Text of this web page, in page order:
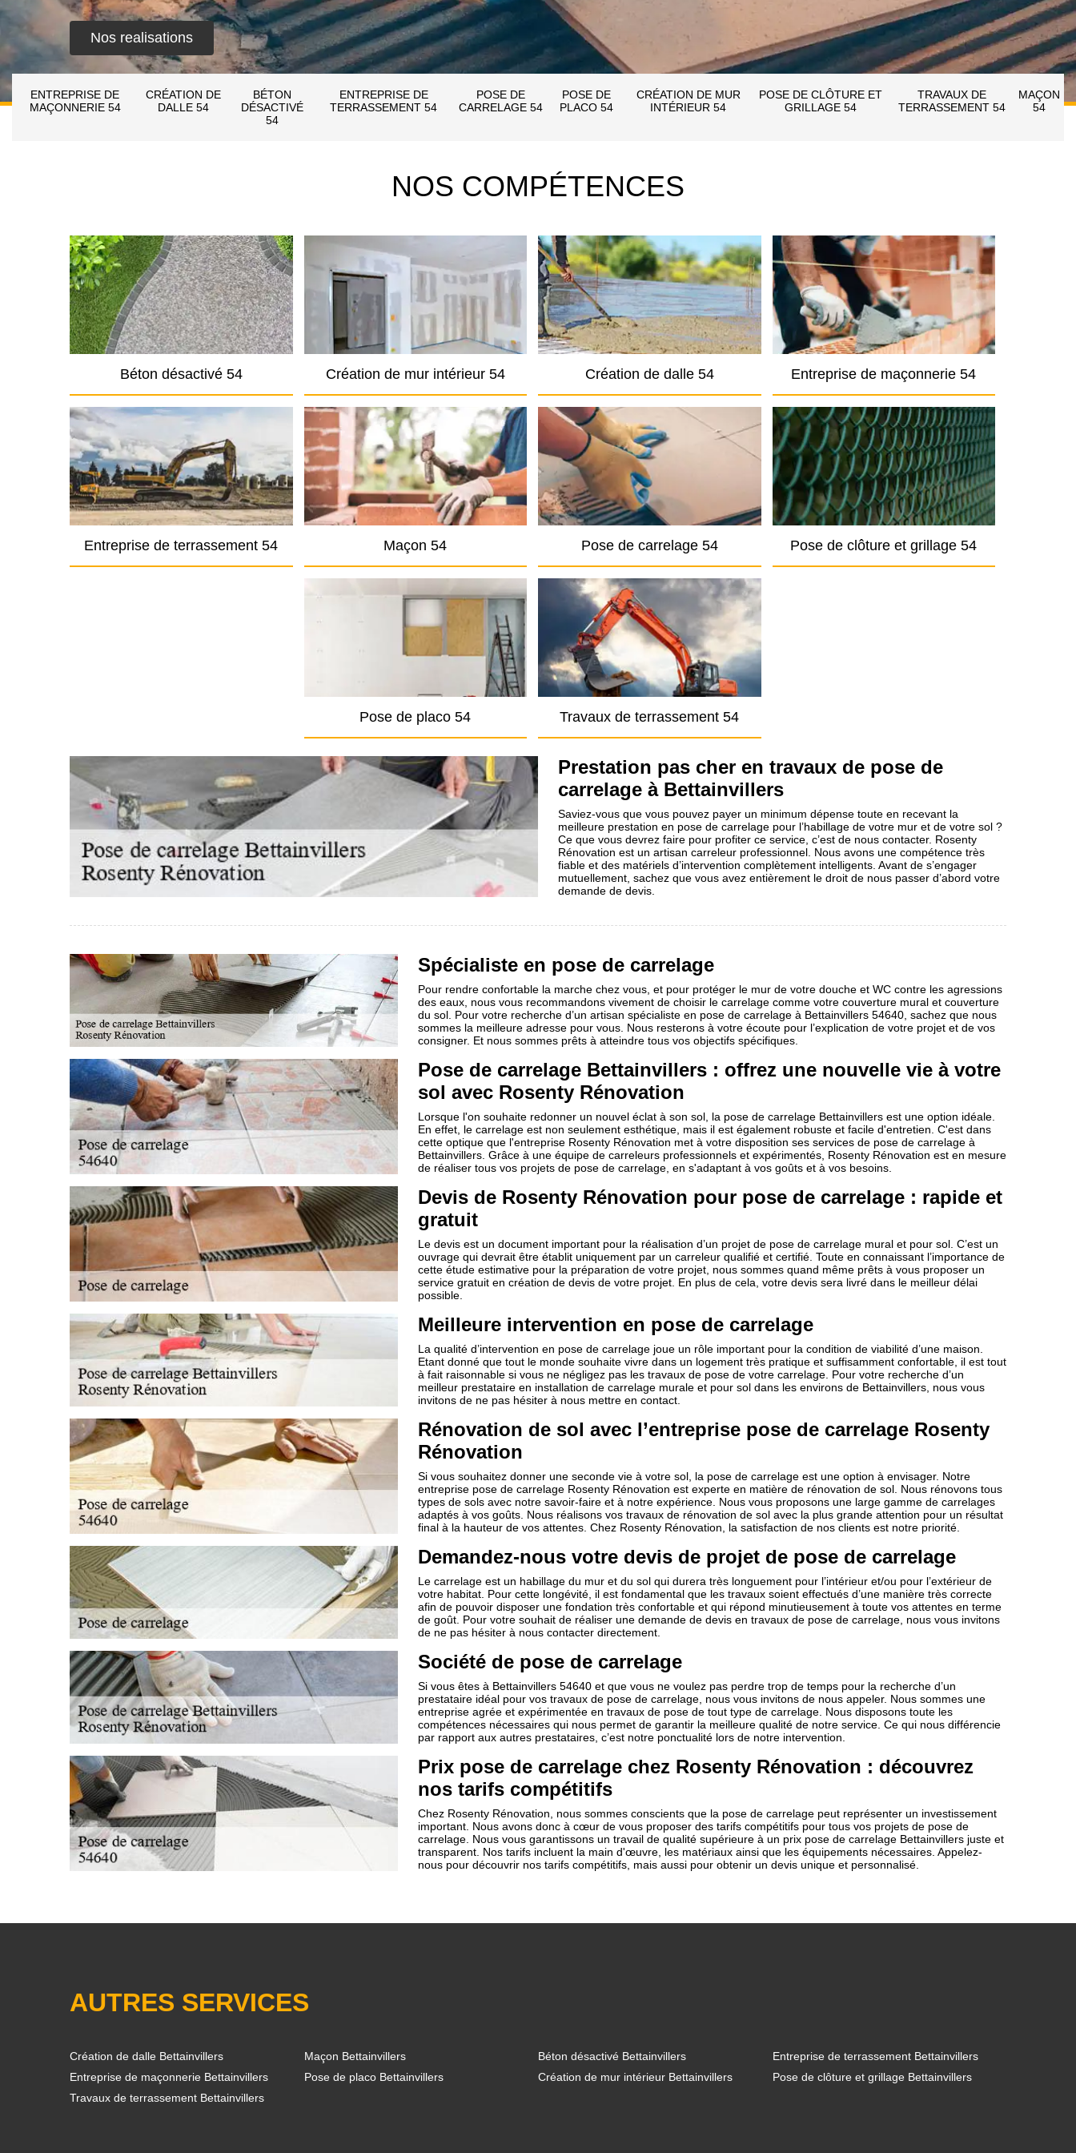
Nos realisations
ENTREPRISE DE
MAÇONNERIE 54
CRÉATION DE
DALLE 54
BÉTON
DÉSACTIVÉ
54
ENTREPRISE DE
TERRASSEMENT 54
POSE DE
CARRELAGE 54
POSE DE
PLACO 54
CRÉATION DE MUR
INTÉRIEUR 54
POSE DE CLÔTURE ET
GRILLAGE 54
TRAVAUX DE
TERRASSEMENT 54
MAÇON
54
NOS COMPÉTENCES
Béton désactivé 54 Création de mur intérieur 54 Création de dalle 54 Entreprise de maçonnerie 54
Entreprise de terrassement 54 Maçon 54 Pose de carrelage 54 Pose de clôture et grillage 54
Pose de placo 54 Travaux de terrassement 54
Prestation pas cher en travaux de pose de
carrelage à Bettainvillers
Saviez-vous que vous pouvez payer un minimum dépense toute en recevant la
meilleure prestation en pose de carrelage pour l’habillage de votre mur et de votre sol ?
Ce que vous devrez faire pour profiter ce service, c’est de nous contacter. Rosenty
Rénovation est un artisan carreleur professionnel. Nous avons une compétence très
fiable et des matériels d’intervention complètement intelligents. Avant de s’engager
mutuellement, sachez que vous avez entièrement le droit de nous passer d’abord votre
demande de devis.
Spécialiste en pose de carrelage
Pour rendre confortable la marche chez vous, et pour protéger le mur de votre douche et WC contre les agressions
des eaux, nous vous recommandons vivement de choisir le carrelage comme votre couverture mural et couverture
du sol. Pour votre recherche d’un artisan spécialiste en pose de carrelage à Bettainvillers 54640, sachez que nous
sommes la meilleure adresse pour vous. Nous resterons à votre écoute pour l’explication de votre projet et de vos
consigner. Et nous sommes prêts à atteindre tous vos objectifs spécifiques.
Pose de carrelage Bettainvillers : offrez une nouvelle vie à votre
sol avec Rosenty Rénovation
Lorsque l'on souhaite redonner un nouvel éclat à son sol, la pose de carrelage Bettainvillers est une option idéale.
En effet, le carrelage est non seulement esthétique, mais il est également robuste et facile d'entretien. C'est dans
cette optique que l'entreprise Rosenty Rénovation met à votre disposition ses services de pose de carrelage à
Bettainvillers. Grâce à une équipe de carreleurs professionnels et expérimentés, Rosenty Rénovation est en mesure
de réaliser tous vos projets de pose de carrelage, en s'adaptant à vos goûts et à vos besoins.
Devis de Rosenty Rénovation pour pose de carrelage : rapide et
gratuit
Le devis est un document important pour la réalisation d’un projet de pose de carrelage mural et pour sol. C’est un
ouvrage qui devrait être établit uniquement par un carreleur qualifié et certifié. Toute en connaissant l’importance de
cette étude estimative pour la préparation de votre projet, nous sommes quand même prêts à vous proposer un
service gratuit en création de devis de votre projet. En plus de cela, votre devis sera livré dans le meilleur délai
possible.
Meilleure intervention en pose de carrelage
La qualité d’intervention en pose de carrelage joue un rôle important pour la condition de viabilité d’une maison.
Etant donné que tout le monde souhaite vivre dans un logement très pratique et suffisamment confortable, il est tout
à fait raisonnable si vous ne négligez pas les travaux de pose de votre carrelage. Pour votre recherche d’un
meilleur prestataire en installation de carrelage murale et pour sol dans les environs de Bettainvillers, nous vous
invitons de ne pas hésiter à nous mettre en contact.
Rénovation de sol avec l’entreprise pose de carrelage Rosenty
Rénovation
Si vous souhaitez donner une seconde vie à votre sol, la pose de carrelage est une option à envisager. Notre
entreprise pose de carrelage Rosenty Rénovation est experte en matière de rénovation de sol. Nous rénovons tous
types de sols avec notre savoir-faire et à notre expérience. Nous vous proposons une large gamme de carrelages
adaptés à vos goûts. Nous réalisons vos travaux de rénovation de sol avec la plus grande attention pour un résultat
final à la hauteur de vos attentes. Chez Rosenty Rénovation, la satisfaction de nos clients est notre priorité.
Demandez-nous votre devis de projet de pose de carrelage
Le carrelage est un habillage du mur et du sol qui durera très longuement pour l’intérieur et/ou pour l’extérieur de
votre habitat. Pour cette longévité, il est fondamental que les travaux soient effectués d’une manière très correcte
afin de pouvoir disposer une fondation très confortable et qui répond minutieusement à toute vos attentes en terme
de goût. Pour votre souhait de réaliser une demande de devis en travaux de pose de carrelage, nous vous invitons
de ne pas hésiter à nous contacter directement.
Société de pose de carrelage
Si vous êtes à Bettainvillers 54640 et que vous ne voulez pas perdre trop de temps pour la recherche d’un
prestataire idéal pour vos travaux de pose de carrelage, nous vous invitons de nous appeler. Nous sommes une
entreprise agrée et expérimentée en travaux de pose de tout type de carrelage. Nous disposons toute les
compétences nécessaires qui nous permet de garantir la meilleure qualité de notre service. Ce qui nous différencie
par rapport aux autres prestataires, c’est notre ponctualité lors de notre intervention.
Prix pose de carrelage chez Rosenty Rénovation : découvrez
nos tarifs compétitifs
Chez Rosenty Rénovation, nous sommes conscients que la pose de carrelage peut représenter un investissement
important. Nous avons donc à cœur de vous proposer des tarifs compétitifs pour tous vos projets de pose de
carrelage. Nous vous garantissons un travail de qualité supérieure à un prix pose de carrelage Bettainvillers juste et
transparent. Nos tarifs incluent la main d'œuvre, les matériaux ainsi que les équipements nécessaires. Appelez-
nous pour découvrir nos tarifs compétitifs, mais aussi pour obtenir un devis unique et personnalisé.
AUTRES SERVICES
Création de dalle Bettainvillers Maçon Bettainvillers Béton désactivé Bettainvillers
Entreprise de terrassement Bettainvillers
Entreprise de maçonnerie Bettainvillers
Pose de placo Bettainvillers Création de mur intérieur Bettainvillers
Pose de clôture et grillage Bettainvillers
Travaux de terrassement Bettainvillers